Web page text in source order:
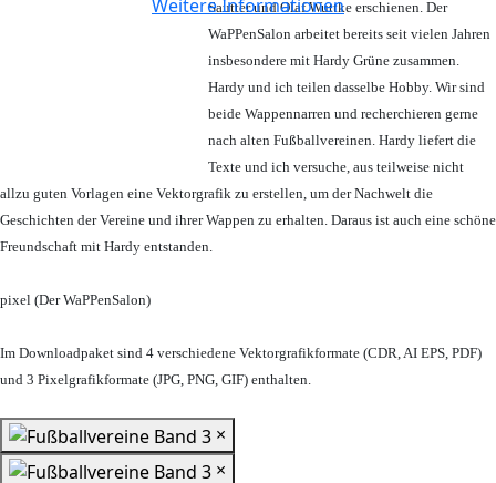
Weitere Informationen
Sautter und Olaf Wuttke erschienen. Der
WaPPenSalon arbeitet bereits seit vielen Jahren
insbesondere mit Hardy Grüne zusammen.
Hardy und ich teilen dasselbe Hobby. Wir sind
beide Wappennarren und recherchieren gerne
nach alten Fußballvereinen. Hardy liefert die
Texte und ich versuche, aus teilweise nicht
allzu guten Vorlagen eine Vektorgrafik zu erstellen, um der Nachwelt die
Geschichten der Vereine und ihrer Wappen zu erhalten. Daraus ist auch eine schöne
Freundschaft mit Hardy entstanden.
pixel (Der WaPPenSalon)
Im Downloadpaket sind 4 verschiedene Vektorgrafikformate (CDR, AI EPS, PDF)
und 3 Pixelgrafikformate (JPG, PNG, GIF) enthalten.
×
×